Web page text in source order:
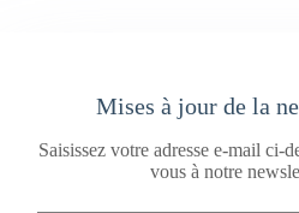
Mises à jour de la
Saisissez votre adresse e-mail ci-
vous à notre